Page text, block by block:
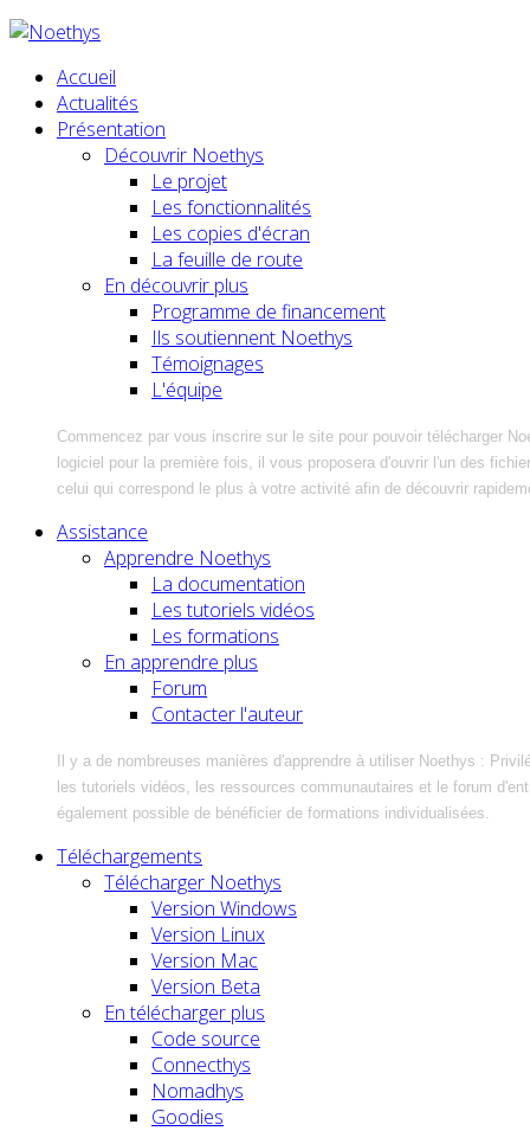
Accueil
Actualités
Présentation
Découvrir Noethys
Le projet
Les fonctionnalités
Les copies d'écran
La feuille de route
En découvrir plus
Programme de financement
Ils soutiennent Noethys
Témoignages
L'équipe
Commencez par vous inscrire sur le site pour pouvoir télécharger
logiciel pour la première fois, il vous proposera d'ouvrir l'un des
celui qui correspond le plus à votre activité afin de découvrir
Assistance
Apprendre Noethys
La documentation
Les tutoriels vidéos
Les formations
En apprendre plus
Forum
Contacter l'auteur
Il y a de nombreuses manières d'apprendre à utiliser Noethys :
les tutoriels vidéos, les ressources communautaires et le forum
également possible de bénéficier de formations individualisées.
Téléchargements
Télécharger Noethys
Version Windows
Version Linux
Version Mac
Version Beta
En télécharger plus
Code source
Connecthys
Nomadhys
Goodies